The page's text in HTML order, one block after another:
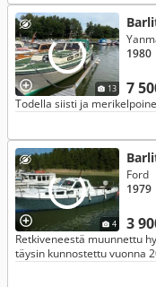
13 7
1980
Todella siisti ja
4 3
Ford
1979
Retkiveneestä muunnettu
täysin kunnostettu vuonna